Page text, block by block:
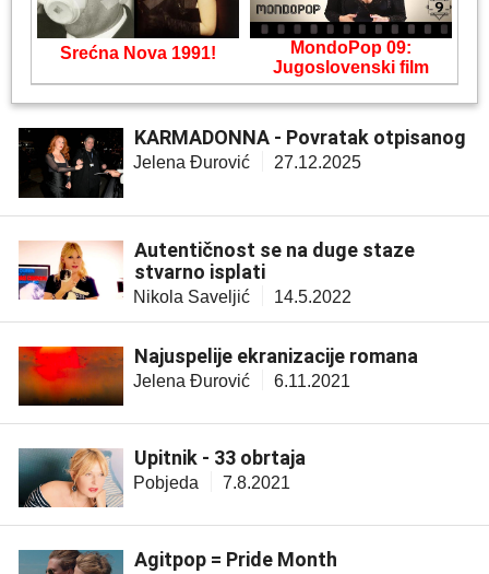
Srećna Nova 1991!
MondoPop 09:
Jugoslovenski film
KARMADONNA - Povratak otpisanog
Jelena Đurović 27.12.2025
Autentičnost se na duge staze
stvarno isplati
Nikola Saveljić 14.5.2022
Najuspelije ekranizacije romana
Jelena Đurović 6.11.2021
Upitnik - 33 obrtaja
Pobjeda 7.8.2021
Agitpop = Pride Month